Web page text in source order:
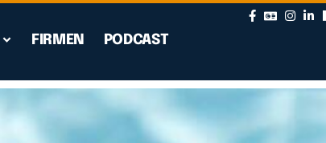
FIRMEN PODCAST